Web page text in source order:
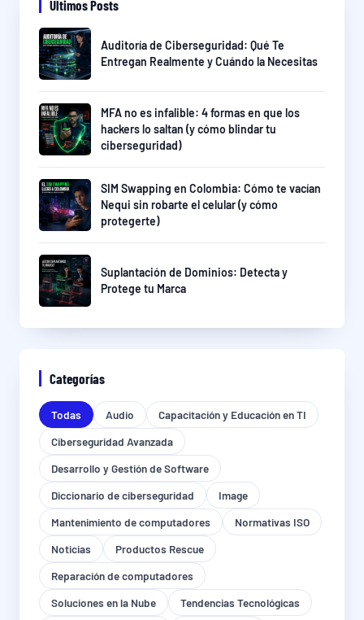
Últimos Posts
Auditoría de Ciberseguridad: Qué Te
Entregan Realmente y Cuándo la Necesitas
MFA no es infalible: 4 formas en que los
hackers lo saltan (y cómo blindar tu
ciberseguridad)
SIM Swapping en Colombia: Cómo te vacían
Nequi sin robarte el celular (y cómo
protegerte)
Suplantación de Dominios: Detecta y
Protege tu Marca
Categorías
Todas Audio
Capacitación y Educación en TI
Ciberseguridad Avanzada
Desarrollo y Gestión de Software
Diccionario de ciberseguridad
Image
Mantenimiento de computadores
Normativas ISO
Noticias
Productos Rescue
Reparación de computadores
Soluciones en la Nube
Tendencias Tecnológicas